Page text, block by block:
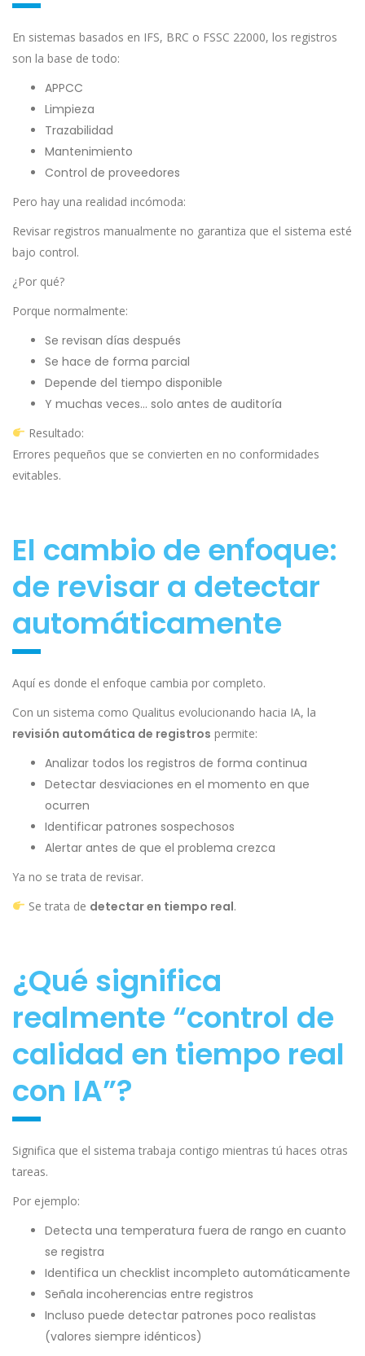
En sistemas basados en IFS, BRC o FSSC 22000, los registros
son la base de todo:
APPCC
Limpieza
Trazabilidad
Mantenimiento
Control de proveedores
Pero hay una realidad incómoda:
Revisar registros manualmente no garantiza que el sistema esté
bajo control.
¿Por qué?
Porque normalmente:
Se revisan días después
Se hace de forma parcial
Depende del tiempo disponible
Y muchas veces… solo antes de auditoría
Resultado:
Errores pequeños que se convierten en no conformidades
evitables.
El cambio de enfoque:
de revisar a detectar
automáticamente
Aquí es donde el enfoque cambia por completo.
Con un sistema como Qualitus evolucionando hacia IA, la
revisión automática de registros permite:
Analizar todos los registros de forma continua
Detectar desviaciones en el momento en que
ocurren
Identificar patrones sospechosos
Alertar antes de que el problema crezca
Ya no se trata de revisar.
Se trata de detectar en tiempo real.
¿Qué significa
realmente “control de
calidad en tiempo real
con IA”?
Significa que el sistema trabaja contigo mientras tú haces otras
tareas.
Por ejemplo:
Detecta una temperatura fuera de rango en cuanto
se registra
Identifica un checklist incompleto automáticamente
Señala incoherencias entre registros
Incluso puede detectar patrones poco realistas
(valores siempre idénticos)